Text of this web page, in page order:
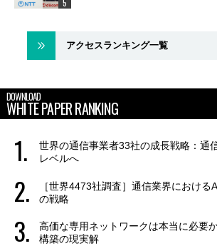
アクセスランキング一覧
DOWNLOAD
WHITE PAPER RANKING
世界の通信事業者33社の成長戦略：通
レベルへ
［世界4473社調査］通信業界における
の戦略
高価な専用ネットワークは本当に必要
構築の現実解